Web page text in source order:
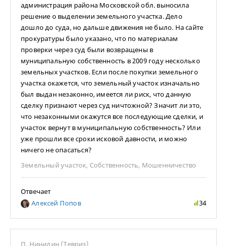
администрация района Московской обл. выносила
решение о выделении земельного участка. Дело
дошло до суда, но дальше движения не было. На сайте
прокуратуры было указано, что по материалам
проверки через суд были возвращены в
муниципальную собственность в 2009 году несколько
земельных участков. Если после покупки земельного
участка окажется, что земельный участок изначально
был выдан незаконно, имеется ли риск, что данную
сделку признают через суд ничтожной? Значит ли это,
что незаконными окажутся все последующие сделки, и
участок вернут в муниципальную собственность? Или
уже прошли все сроки исковой давности, и можно
ничего не опасаться?
Земельный участок, Собственность, Мошенничество
Отвечает
Алексей Попов
34
П. Нинилин (Тевриз)